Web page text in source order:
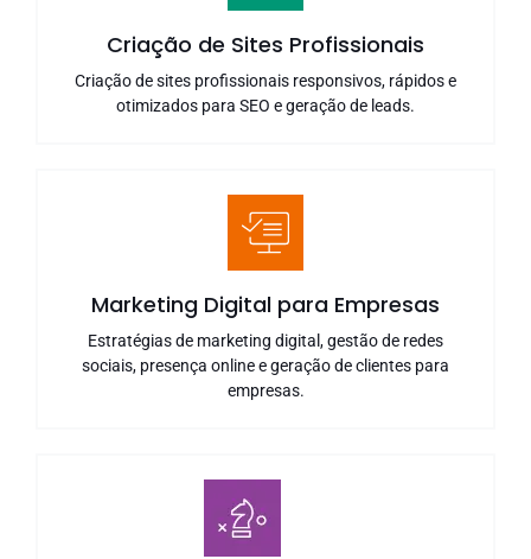
Criação de Sites Profissionais
Criação de sites profissionais responsivos, rápidos e
otimizados para SEO e geração de leads.
Marketing Digital para Empresas
Estratégias de marketing digital, gestão de redes
sociais, presença online e geração de clientes para
empresas.